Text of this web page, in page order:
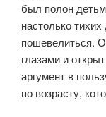
был полон
настолько
пошевелиться.
глазами и
аргумент в
по возрасту,